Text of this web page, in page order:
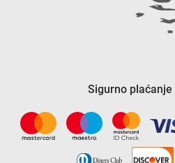
Sigurno